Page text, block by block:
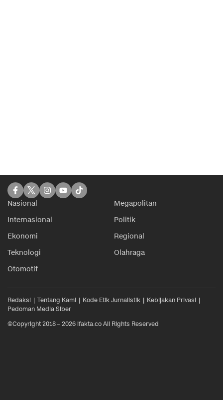
Nasional
Megapolitan
Internasional
Politik
Ekonomi
Regional
Teknologi
Olahraga
Otomotif
Redaksi Tentang Kami Kode Etik Jurnalistik
Kebijakan Privasi
Pedoman Media Siber
©Copyright 2018 – 2026 ifakta.co All Rights Reserved